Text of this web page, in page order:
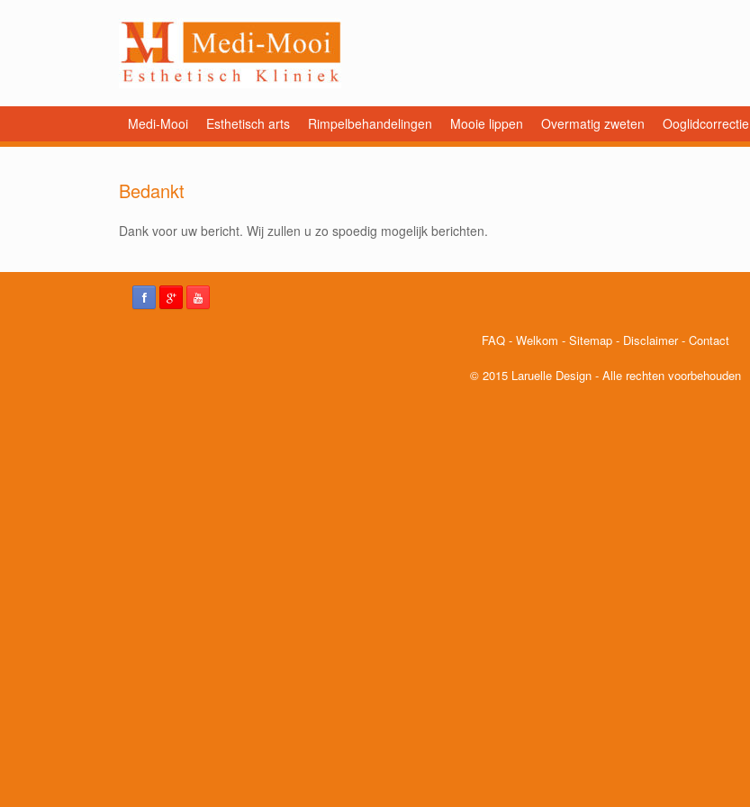
Medi-Mooi Esthetisch arts Rimpelbehandelingen Mooie lippen Overmatig zweten Ooglidcorrectie
Bedankt
Dank voor uw bericht. Wij zullen u zo spoedig mogelijk berichten.
FAQ- Welkom - Sitemap- Disclaimer- Contact
© 2015 Laruelle Design - Alle rechten voorbehouden